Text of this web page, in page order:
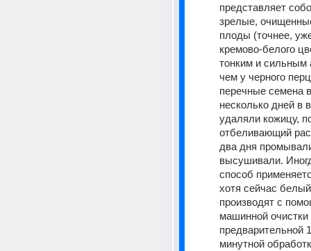
представляет
зрелые,
плоды (точнее,
кремово-белого
тонким и сильным
чем у черного
перечные семена
несколько дней в
удаляли кожицу,
отбеливающий
два дня
высушивали.
способ
хотя сейчас
производят с
машинной очистки
предварительной
минутной